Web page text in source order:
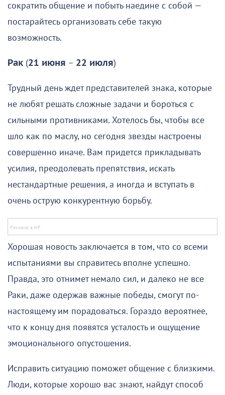
сократить общение и побыть наедине с собой —
постарайтесь организовать себе такую
возможность.
Рак (21 июня – 22 июля)
Трудный день ждет представителей знака, которые
не любят решать сложные задачи и бороться с
сильными противниками. Хотелось бы, чтобы все
шло как по маслу, но сегодня звезды настроены
совершенно иначе. Вам придется прикладывать
усилия, преодолевать препятствия, искать
нестандартные решения, а иногда и вступать в
очень острую конкурентную борьбу.
Хорошая новость заключается в том, что со всеми
испытаниями вы справитесь вполне успешно.
Правда, это отнимет немало сил, и далеко не все
Раки, даже одержав важные победы, смогут по-
настоящему им порадоваться. Гораздо вероятнее,
что к концу дня появятся усталость и ощущение
эмоционального опустошения.
Исправить ситуацию поможет общение с близкими.
Люди, которые хорошо вас знают, найдут способ